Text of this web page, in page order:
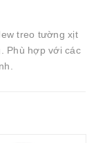
treo tường xịt
Phù hợp với các